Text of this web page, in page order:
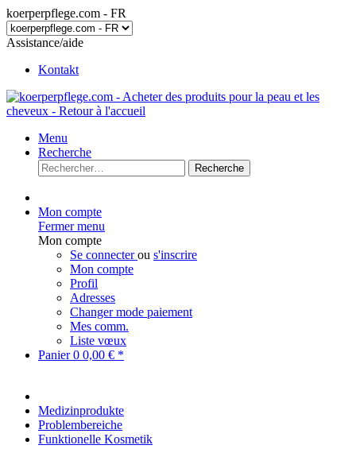
koerperpflege.com - FR
Assistance/aide
Kontakt
Menu
Recherche
Recherche
Mon compte
Fermer menu
Mon compte
Se connecterou s'inscrire
Mon compte
Profil
Adresses
Changer mode paiement
Mes comm.
Liste vœux
Panier0 0,00 € *
Medizinprodukte
Problembereiche
Funktionelle Kosmetik